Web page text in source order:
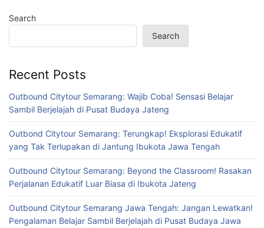
Search
Search
Recent Posts
Outbound Citytour Semarang: Wajib Coba! Sensasi Belajar
Sambil Berjelajah di Pusat Budaya Jateng
Outbond Citytour Semarang: Terungkap! Eksplorasi Edukatif
yang Tak Terlupakan di Jantung Ibukota Jawa Tengah
Outbound Citytour Semarang: Beyond the Classroom! Rasakan
Perjalanan Edukatif Luar Biasa di Ibukota Jateng
Outbound Citytour Semarang Jawa Tengah: Jangan Lewatkan!
Pengalaman Belajar Sambil Berjelajah di Pusat Budaya Jawa